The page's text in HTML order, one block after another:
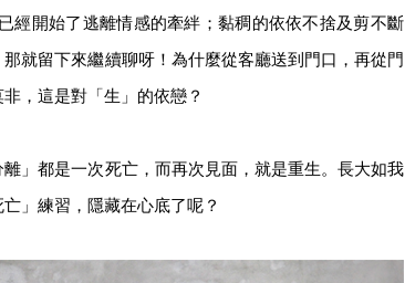
經開始了逃離情感的牽絆；黏稠的依依不捨及剪不斷
就留下來繼續聊呀！為什麼從客廳送到門口，再從門
，這是對「生」的依戀？
」都是一次死亡，而再次見面，就是重生。長大如我
」練習，隱藏在心底了呢？